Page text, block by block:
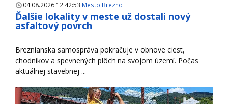
04.08.2026 12:42:53 Mesto Brezno
Ďalšie lokality v meste už dostali nový
asfaltový povrch
Breznianska samospráva pokračuje v obnove ciest,
chodníkov a spevnených plôch na svojom území. Počas
aktuálnej stavebnej ...